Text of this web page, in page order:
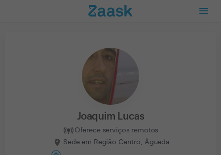
Joaquim Lucas
Oferece serviços remotos
Sede em Região Centro, Águeda